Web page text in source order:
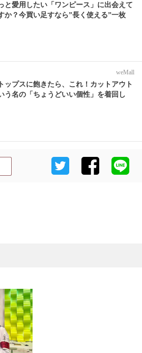
と愛用したい「ワンピース」に出会えて
か？今買い足すなら”長く使える”一枚
weMall
ップスに飽きたら、これ！カットアウト
う名の「ちょうどいい個性」を着回し